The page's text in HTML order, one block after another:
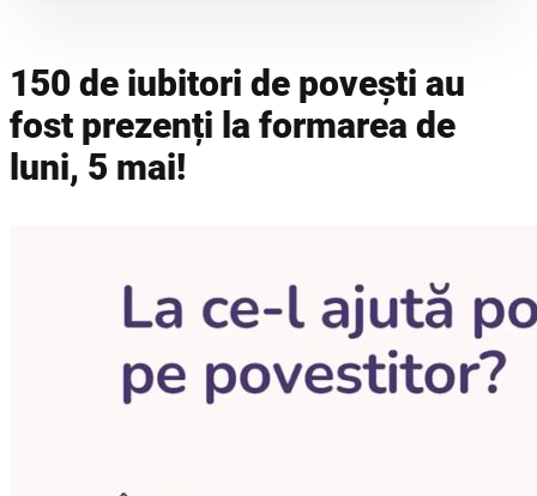
150 de iubitori de povești au
fost prezenți la formarea de
luni, 5 mai!